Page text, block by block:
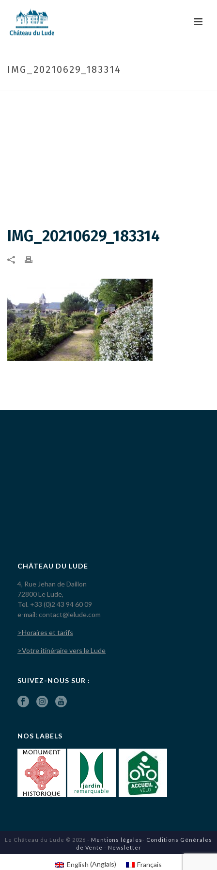
IMG_20210629_183314
IMG_20210629_183314
CHÂTEAU DU LUDE
4, Rue Jehan de Daillon
72800 Le Lude,
Tel. +33 (0)2 43 94 60 09
e-mail: contact@lelude.com
>Horaires et tarifs
>Votre itinéraire vers le Lude
SUIVEZ-NOUS SUR :
NOS LABELS
Le Château du Lude © 2026 - Mentions légales- Conditions Générales
de Vente - Newsletter
English (Anglais) Français